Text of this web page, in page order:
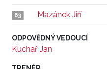
63 Mazánek Jiří
ODPOVĚDNÝ VEDOUCÍ
Kuchař Jan